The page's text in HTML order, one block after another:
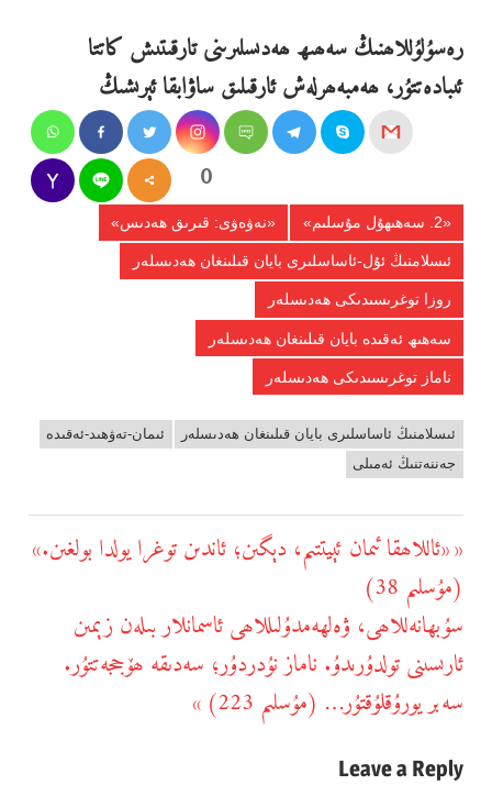
رەسۇلۇللاھنىڭ سەھىھ ھەدىسلىرىنى تارقىتىش كاتتا
ئىبادەتتۇر، ھەمبەھرلەش ئارقىلىق ساۋابقا ئېرىشىڭ
0
Shares
«2. سەھىھۇل مۇسلىم» «نەۋەۋى: قىرىق ھەدىس»
ئىسلامنىڭ ئۇل-ئاساسلىرى بايان قىلىنغان ھەدىسلەر
روزا توغرىسىدىكى ھەدىسلەر
سەھىھ ئەقىدە بايان قىلىنغان ھەدىسلەر
ناماز توغرىسىدىكى ھەدىسلەر
ئىسلامنىڭ ئاساسلىرى بايان قىلىنغان ھەدىسلەر
ئىمان-تەۋھىد-ئەقىدە
جەننەتنىڭ ئەمىلى
يازما
يۆتكەش
Previous
Post:
«ئاللاھقا ئىمان ئېيتتىم، دېگىن؛ ئاندىن توغرا يولدا بولغىن.»
(مۇسلىم 38)
Next
Post:
سۇبھانەللاھى، ۋەلھەمدۇلىللاھى ئاسمانلار بىلەن زېمىن
ئارىسىنى تولدۇرىدۇ. ناماز نۇدردۇر؛ سەدىقە ھۆججەتتۇر.
سەبر يورۇقلۇقتۇر… (مۇسلىم 223)
Leave a Reply